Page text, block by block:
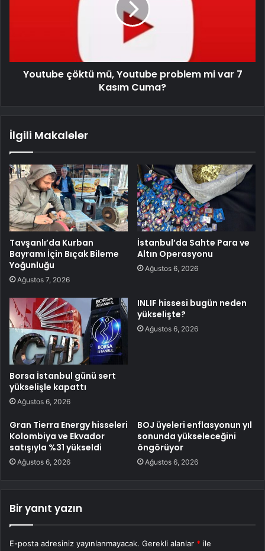
Youtube çöktü mü, Youtube problem mi var 7
Kasım Cuma?
İlgili Makaleler
Tavşanlı’da Kurban
Bayramı İçin Bıçak Bileme
Yoğunluğu
Ağustos 7, 2026
İstanbul’da Sahte Para ve
Altın Operasyonu
Ağustos 6, 2026
Borsa İstanbul günü sert
yükselişle kapattı
Ağustos 6, 2026
INLIF hissesi bugün neden
yükselişte?
Ağustos 6, 2026
Gran Tierra Energy hisseleri
Kolombiya ve Ekvador
satışıyla %31 yükseldi
Ağustos 6, 2026
BOJ üyeleri enflasyonun yıl
sonunda yükseleceğini
öngörüyor
Ağustos 6, 2026
Bir yanıt yazın
E-posta adresiniz yayınlanmayacak. Gerekli alanlar * ile